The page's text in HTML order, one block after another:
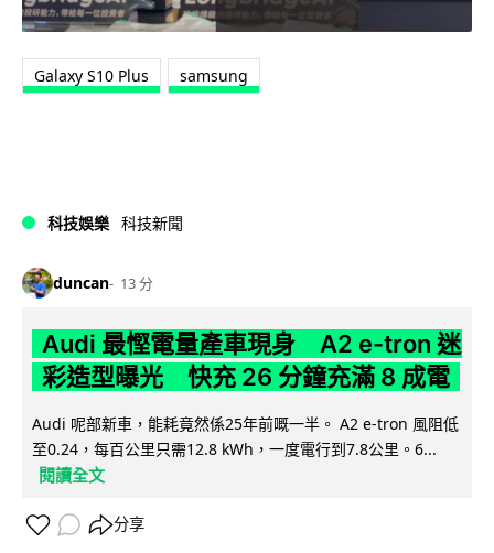
Galaxy S10 Plus samsung
科技娛樂 科技新聞
duncan 13 分
Audi 最慳電量產車現身 A2 e-tron 迷
彩造型曝光 快充 26 分鐘充滿 8 成電
Audi 呢部新車，能耗竟然係25年前嘅一半。 A2 e-tron 風阻低
至0.24，每百公里只需12.8 kWh，一度電行到7.8公里。6...
閱讀全文
分享